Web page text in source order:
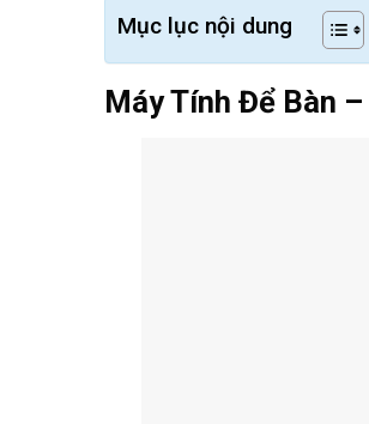
Mục lục nội dung
Máy Tính Để Bàn